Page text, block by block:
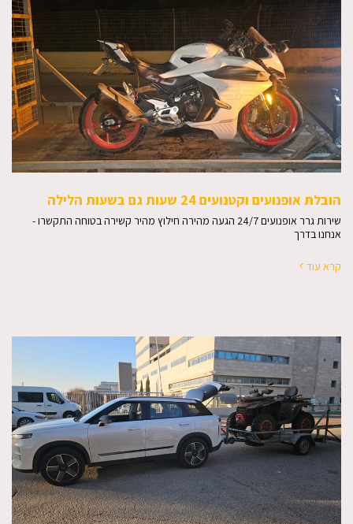
הובלת אופנועים וקטנועים 24 שעות גם בשעות הלילה
שירות גרר אופנועים 24/7 הגעה מהירה חילוץ מהיר קשירה בטוחה התקשרו -
אנחנו בדרך
קרא עוד